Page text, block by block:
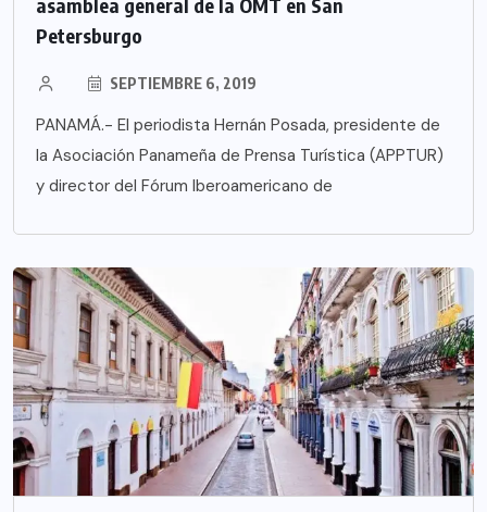
Petersburgo
SEPTIEMBRE 6, 2019
PANAMÁ.- El periodista Hernán Posada, presidente de
la Asociación Panameña de Prensa Turística (APPTUR)
y director del Fórum Iberoamericano de